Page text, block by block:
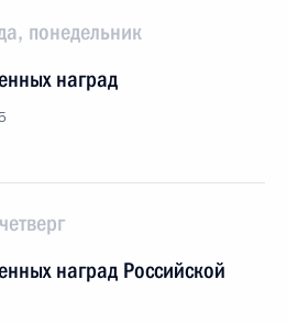
понедельник
наград
наград Российской